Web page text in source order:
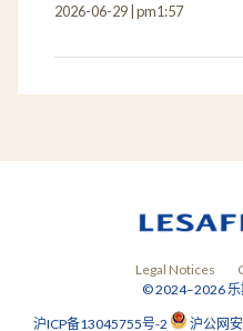
2026-06-29 pm1:57
© 2024–2026 乐
Legal Notices
沪ICP备13045755号-2 沪公网